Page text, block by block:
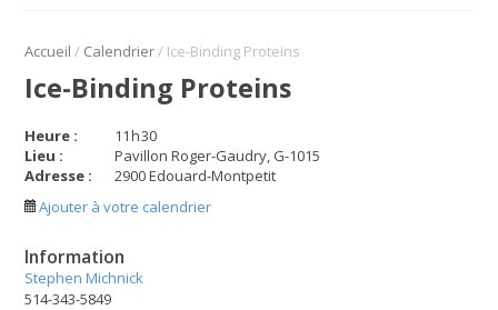
Accueil / Calendrier/ Ice-Binding Proteins
Ice-Binding Proteins
Heure : 11h30
Lieu :
Pavillon Roger-Gaudry, G-1015
Adresse :
2900 Edouard-Montpetit
Ajouter à votre calendrier
Information
Stephen Michnick
514-343-5849